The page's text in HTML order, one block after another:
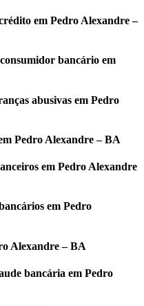
em Pedro Alexandre –
bancário em
abusivas em Pedro
Pedro Alexandre – BA
em Pedro Alexandre
em Pedro
Alexandre – BA
bancária em Pedro